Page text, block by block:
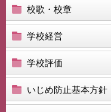
校歌・校章
学校経営
学校評価
いじめ防止基本方針